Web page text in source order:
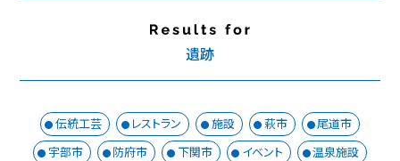
遺跡
伝統工芸 レストラン 施設 萩市
尾道市
宇部市
防府市 下関市 イベント
温泉施設